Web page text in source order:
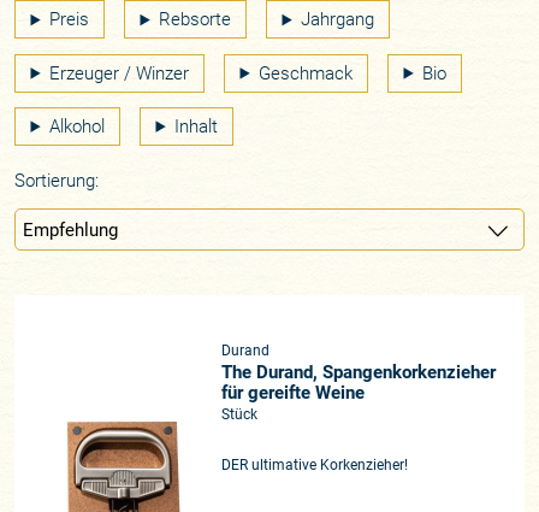
Preis Rebsorte Jahrgang
Erzeuger / Winzer Geschmack Bio
Alkohol Inhalt
Sortierung:
Durand
The Durand, Spangenkorkenzieher
für gereifte Weine
Stück
DER ultimative Korkenzieher!